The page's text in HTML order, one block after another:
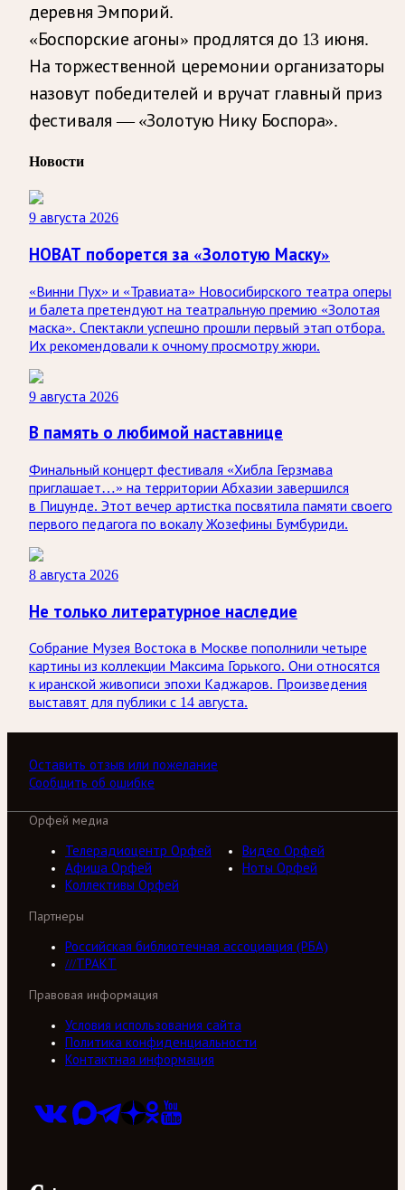
деревня Эмпорий.
«Боспорские агоны» продлятся до 13 июня.
На торжественной церемонии организаторы
назовут победителей и вручат главный приз
фестиваля — «Золотую Нику Боспора».
Новости
9 августа 2026
НОВАТ поборется за «Золотую Маску»
«Винни Пух» и «Травиата» Новосибирского театра оперы
и балета претендуют на театральную премию «Золотая
маска». Спектакли успешно прошли первый этап отбора.
Их рекомендовали к очному просмотру жюри.
9 августа 2026
В память о любимой наставнице
Финальный концерт фестиваля «Хибла Герзмава
приглашает…» на территории Абхазии завершился
в Пицунде. Этот вечер артистка посвятила памяти своего
первого педагога по вокалу Жозефины Бумбуриди.
8 августа 2026
Не только литературное наследие
Собрание Музея Востока в Москве пополнили четыре
картины из коллекции Максима Горького. Они относятся
к иранской живописи эпохи Каджаров. Произведения
выставят для публики с 14 августа.
Оставить отзыв или пожелание
Сообщить об ошибке
Орфей медиа
Телерадиоцентр Орфей
Видео Орфей
Афиша Орфей
Ноты Орфей
Коллективы Орфей
Партнеры
Российская библиотечная ассоциация (РБА)
///ТРАКТ
Правовая информация
Условия использования сайта
Политика конфиденциальности
Контактная информация